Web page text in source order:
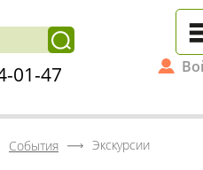
01-47
События Экскурсии